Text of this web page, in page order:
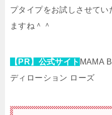
プタイプをお試しさせて
ますね＾＾
【PR】公式サイト MAMA
ディローション ローズ